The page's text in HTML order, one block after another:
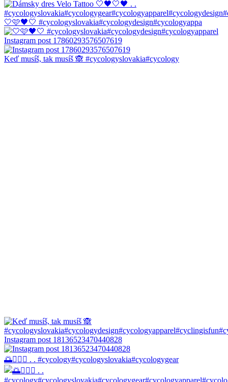
🤍🩷🖤🤍 #cycologyslovakia#cycologydesign#cycologyappa
Instagram post 17860293576507619
Keď musíš, tak musíš 🙈 #cycologyslovakia#cycology
Instagram post 18136523470440828
🌅🚴🏼‍♀️ . . #cycology#cycologyslovakia#cycologygear